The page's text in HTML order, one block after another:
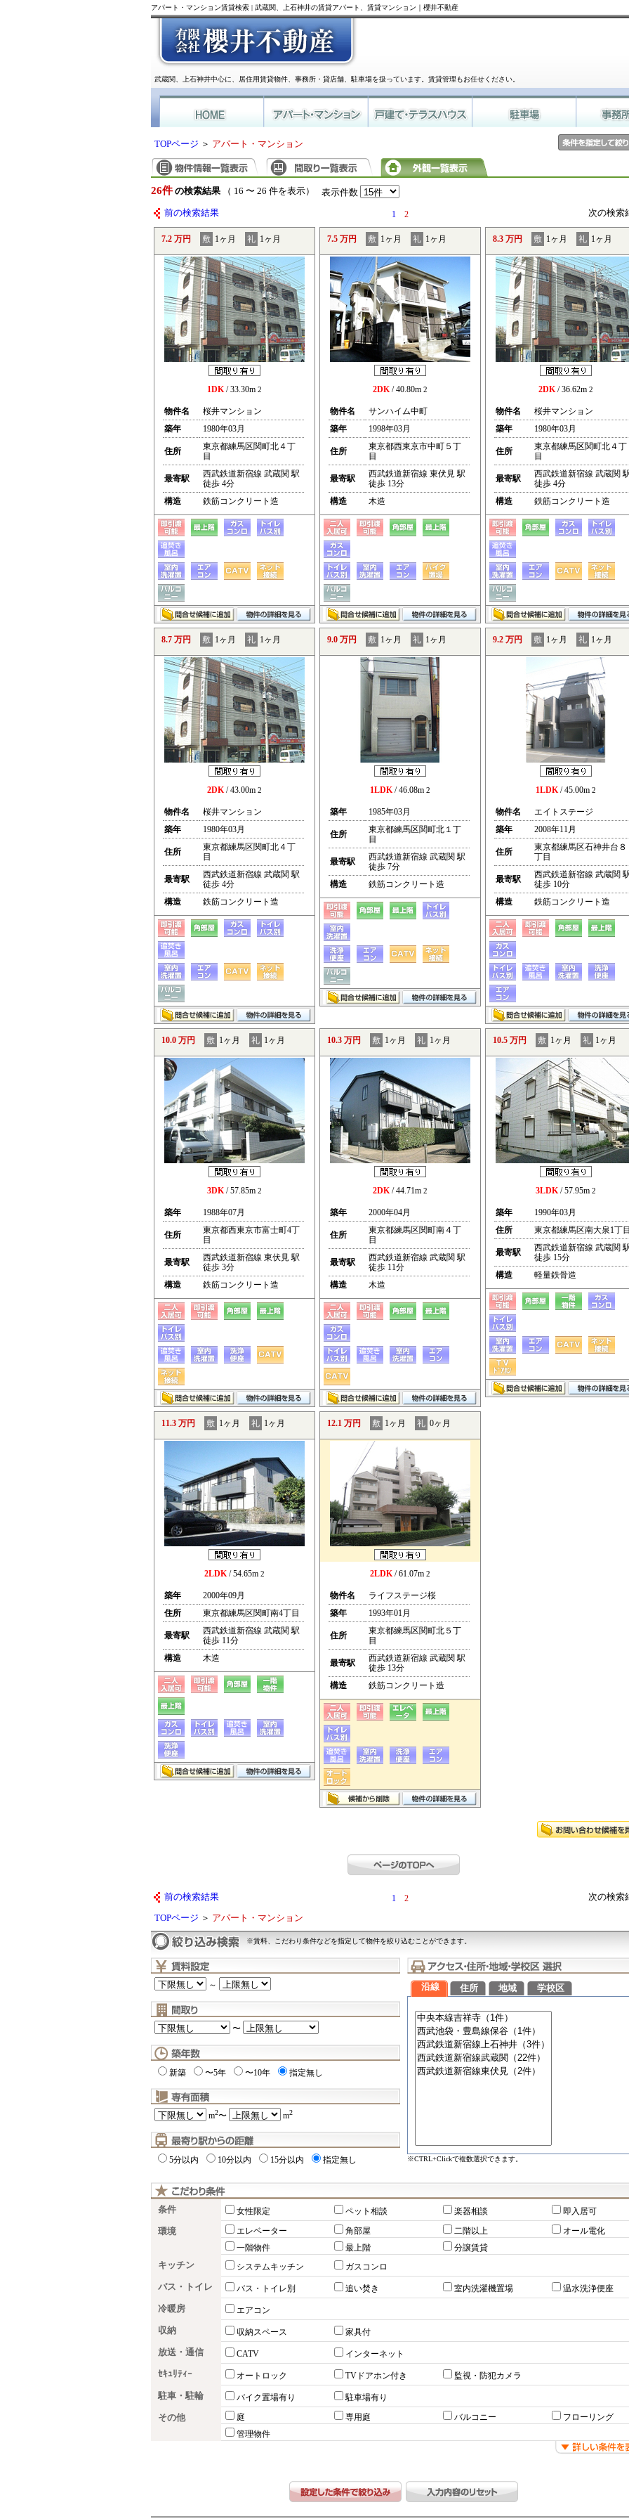
アパート・マンション賃貸検索 | 武蔵関、上石神井の賃貸アパート、賃貸マンション｜櫻井不動産
武蔵関、上石神井中心に、居住用賃貸物件、事務所・貸店舗、駐車場を扱っています。賃貸管理もお任せください。
TOPページ ＞ アパート・マンション
26件 の検索結果（ 16 〜 26 件を表示） 表示件数
前の検索結果 1 2 次の検
7.2 万円 敷 1ヶ月 礼 1ヶ月
1DK/ 33.30m 2
物件名
桜井マンション
築年
1980年03月
住所
東京都練馬区関町北４丁
目
最寄駅
西武鉄道新宿線 武蔵関 駅
徒歩 4分
構造
鉄筋コンクリート造
7.5 万円 敷 1ヶ月 礼 1ヶ月
2DK/ 40.80m 2
物件名
サンハイム中町
築年
1998年03月
住所
東京都西東京市中町５丁
目
最寄駅
西武鉄道新宿線 東伏見 駅
徒歩 13分
構造
木造
8.3 万円 敷 1ヶ月 礼 1ヶ月
2DK/ 36.62m 2
物件名
桜井マンション
築年
1980年03月
住所
東京都練馬区関町北４丁
目
最寄駅
西武鉄道新宿線 武蔵関
徒歩 4分
構造
鉄筋コンクリート造
8.7 万円 敷 1ヶ月 礼 1ヶ月
2DK/ 43.00m 2
物件名
桜井マンション
築年
1980年03月
住所
東京都練馬区関町北４丁
目
最寄駅
西武鉄道新宿線 武蔵関 駅
徒歩 4分
構造
鉄筋コンクリート造
9.0 万円 敷 1ヶ月 礼 1ヶ月
1LDK/ 46.08m 2
築年 1985年03月
住所
東京都練馬区関町北１丁
目
最寄駅
西武鉄道新宿線 武蔵関 駅
徒歩 7分
構造
鉄筋コンクリート造
9.2 万円 敷 1ヶ月 礼 1ヶ月
1LDK/ 45.00m 2
物件名
エイトステージ
築年
2008年11月
住所
東京都練馬区石神井台８
丁目
最寄駅
西武鉄道新宿線 武蔵関
徒歩 10分
構造
鉄筋コンクリート造
10.0 万円 敷 1ヶ月 礼 1ヶ月
3DK/ 57.85m 2
築年 1988年07月
住所
東京都西東京市富士町4丁
目
最寄駅
西武鉄道新宿線 東伏見 駅
徒歩 3分
構造
鉄筋コンクリート造
10.3 万円 敷 1ヶ月 礼 1ヶ月
2DK/ 44.71m 2
築年 2000年04月
住所
東京都練馬区関町南４丁
目
最寄駅
西武鉄道新宿線 武蔵関 駅
徒歩 11分
構造
木造
10.5 万円 敷 1ヶ月 礼 1ヶ月
3LDK/ 57.95m 2
築年
1990年03月
住所
東京都練馬区南大泉1丁
最寄駅
西武鉄道新宿線 武蔵関
徒歩 15分
構造
軽量鉄骨造
11.3 万円 敷 1ヶ月 礼 1ヶ月
2LDK/ 54.65m 2
築年
2000年09月
住所
東京都練馬区関町南4丁目
最寄駅
西武鉄道新宿線 武蔵関 駅
徒歩 11分
構造
木造
12.1 万円 敷 1ヶ月 礼 0ヶ月
2LDK/ 61.07m 2
物件名
ライフステージ桜
築年
1993年01月
住所
東京都練馬区関町北５丁
目
最寄駅
西武鉄道新宿線 武蔵関 駅
徒歩 13分
構造
鉄筋コンクリート造
前の検索結果 1 2 次の検
TOPページ ＞ アパート・マンション
※賃料、こだわり条件などを指定して物件を絞り込むことができます。
～
〜
新築 〜5年 〜10年 指定無し
m2〜 m2
5分以内 10分以内 15分以内 指定無し
沿線 住所 地域 学校区
※CTRL+Clickで複数選択できます。
条件 女性限定 ペット相談 楽器相談 即入居可
環境 エレベーター 角部屋 二階以上
オール電化
一階物件
最上階 分譲賃貸
キッチン システムキッチン ガスコンロ
バス・トイレ バス・トイレ別 追い焚き 室内洗濯機置場 温水洗浄便座
冷暖房 エアコン
収納 収納スペース 家具付
放送・通信 CATV インターネット
ｾｷｭﾘﾃｨｰ オートロック TVドアホン付き 監視・防犯カメラ
駐車・駐輪 バイク置場有り 駐車場有り
その他 庭 専用庭 バルコニー
フローリング
管理物件